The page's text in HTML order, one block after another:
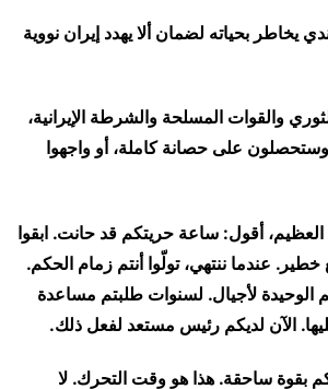
بحياته لضمان ألا يهدد إيران نووية
والقوات المسلحة والشرطة الإيرانية،
على حصانة كاملة، أو واجهوا
العظيم، أقول: ساعة حريتكم قد حانت. ابقوا
عندما ننتهي، تولّوا أنتم زمام الحكم.
لأجيال. لسنوات طلبتم مساعدة
الآن لديكم رئيس مستعد لفعل ذلك.
بقوة ساحقة. هذا هو وقت التحرك. لا